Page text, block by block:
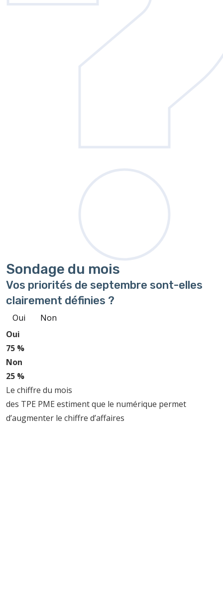
Sondage du mois
Vos priorités de septembre sont-elles
clairement définies ?
Oui
Non
Oui
75 %
Non
25 %
Le chiffre du mois
des TPE PME estiment que le numérique permet
d’augmenter le chiffre d’affaires